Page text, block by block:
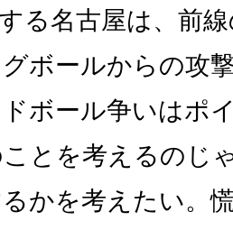
る名古屋は、前
ボールからの攻
ボール争いはポ
とを考えるのじ
かを考えたい。